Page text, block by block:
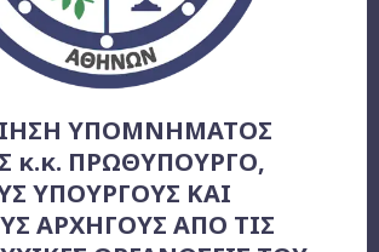
ΥΠΟΜΝΗΜΑΤΟΣ
κ.κ. ΠΡΩΘΥΠΟΥΡΓΟ,
ΥΠΟΥΡΓΟΥΣ ΚΑΙ
ΑΡΧΗΓΟΥΣ ΑΠΟ ΤΙΣ